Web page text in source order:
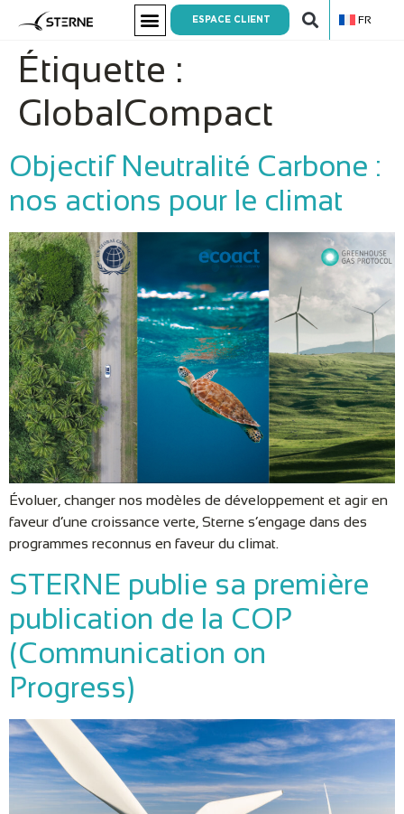
ESPACE CLIENT FR
Étiquette :
GlobalCompact
Objectif Neutralité Carbone :
nos actions pour le climat
Évoluer, changer nos modèles de développement et agir en
faveur d’une croissance verte, Sterne s’engage dans des
programmes reconnus en faveur du climat.
STERNE publie sa première
publication de la COP
(Communication on
Progress)